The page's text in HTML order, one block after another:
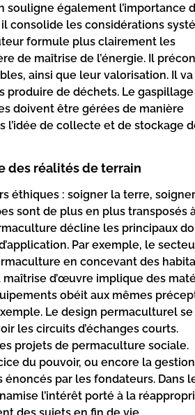
souligne également l’importance
consolide les considérations
formule plus clairement les
de maîtrise de l’énergie. Il
ainsi que leur valorisation. Il
de déchets. Le gaspillage
doivent être gérées de manière
l’idée de collecte et de stockage
des réalités de terrain
éthiques : soigner la terre,
sont de plus en plus transposés
décline les principaux
Par exemple, le
en concevant des
d’œuvre implique des
obéit aux mêmes
Le design permaculturel
les circuits d’échanges courts.
projets de permaculture sociale.
du pouvoir, ou encore la
par les fondateurs. Dans
l’intérêt porté à la